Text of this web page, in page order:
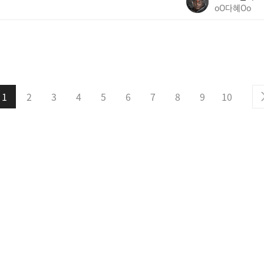
oO다혜Oo
1 2 3 4 5 6 7 8 9 10